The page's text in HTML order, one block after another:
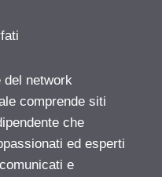
del network
comprende siti
che
ed esperti
e